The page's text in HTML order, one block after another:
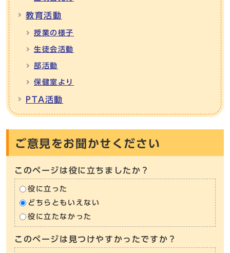
教育活動
授業の様子
生徒会活動
部活動
保健室より
PTA活動
ご意見をお聞かせください
このページは役に立ちましたか？
役に立った
どちらともいえない
役に立たなかった
このページは見つけやすかったですか？